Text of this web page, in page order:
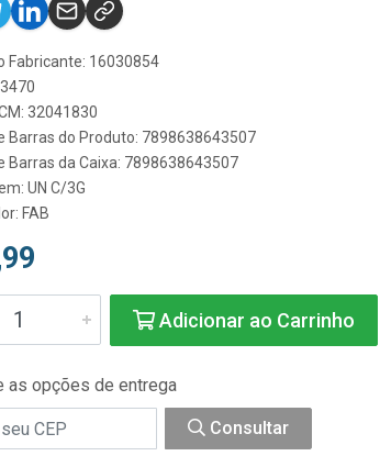
Fabricante: 16030854
32041830
Barras do Produto: 7898638643507
Barras da Caixa: 7898638643507
UN C/3G
FAB
Adicionar ao Carrinho
as opções de entrega
Consultar